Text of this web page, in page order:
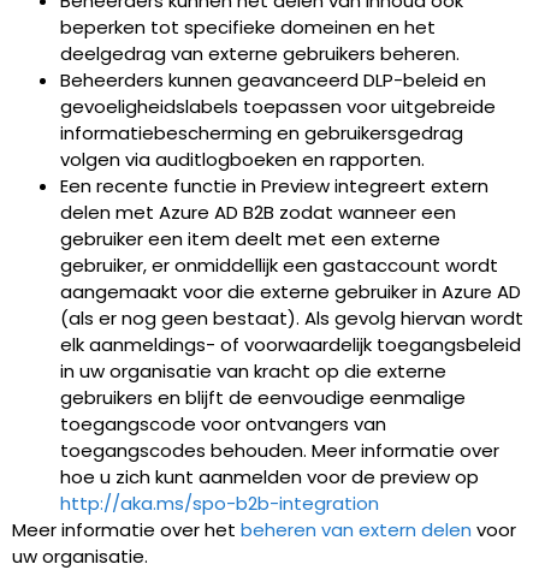
beperken tot specifieke domeinen en het
deelgedrag van externe gebruikers beheren.
Beheerders kunnen geavanceerd DLP-beleid en
gevoeligheidslabels toepassen voor uitgebreide
informatiebescherming en gebruikersgedrag
volgen via auditlogboeken en rapporten.
Een recente functie in Preview integreert extern
delen met Azure AD B2B zodat wanneer een
gebruiker een item deelt met een externe
gebruiker, er onmiddellijk een gastaccount wordt
aangemaakt voor die externe gebruiker in Azure AD
(als er nog geen bestaat). Als gevolg hiervan wordt
elk aanmeldings- of voorwaardelijk toegangsbeleid
in uw organisatie van kracht op die externe
gebruikers en blijft de eenvoudige eenmalige
toegangscode voor ontvangers van
toegangscodes behouden. Meer informatie over
hoe u zich kunt aanmelden voor de preview op
http://aka.ms/spo-b2b-integration
Meer informatie over het beheren van extern delen voor
uw organisatie.